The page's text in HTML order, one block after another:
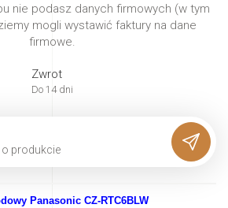
nie podasz danych firmowych (w tym
mogli wystawić faktury na dane
firmowe.
Zwrot
Do 14 dni
o produkcie
Panasonic CZ-RTC6BLW